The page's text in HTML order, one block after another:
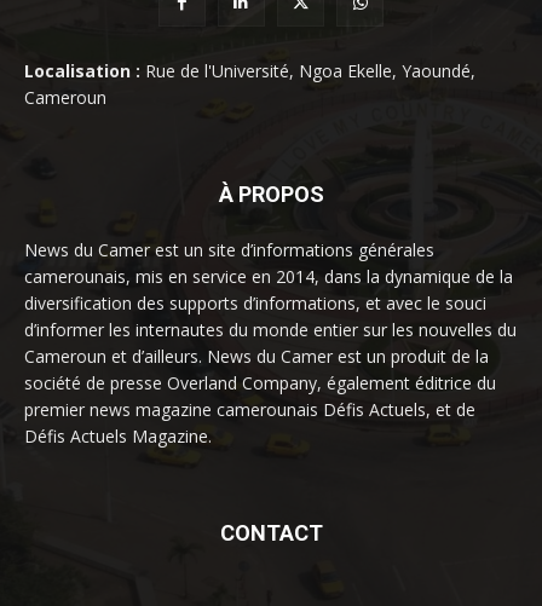
Localisation : Rue de l'Université, Ngoa Ekelle, Yaoundé,
Cameroun
À PROPOS
News du Camer est un site d’informations générales
camerounais, mis en service en 2014, dans la dynamique de la
diversification des supports d’informations, et avec le souci
d’informer les internautes du monde entier sur les nouvelles du
Cameroun et d’ailleurs. News du Camer est un produit de la
société de presse Overland Company, également éditrice du
premier news magazine camerounais Défis Actuels, et de
Défis Actuels Magazine.
CONTACT